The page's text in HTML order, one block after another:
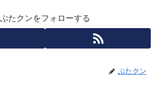
ぶたクンをフォローする
ぶたクン